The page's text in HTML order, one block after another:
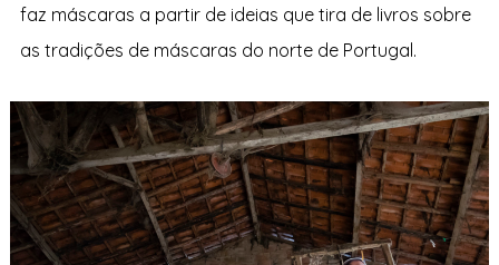
faz máscaras a partir de ideias que tira de livros sobre
as tradições de máscaras do norte de Portugal.